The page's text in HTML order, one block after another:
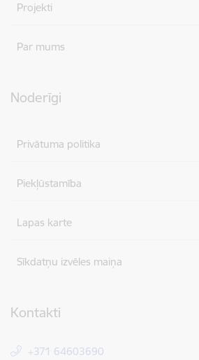
Projekti
Par mums
Noderīgi
Privātuma politika
Piekļūstamība
Lapas karte
Sīkdatņu izvēles maiņa
Kontakti
+371 64603690